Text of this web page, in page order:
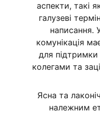
аспекти, такі
галузеві
написання.
комунікація
для підтримки
колегами та
Ясна та
належним